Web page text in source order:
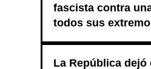
fascista contra
todos sus
La República dejó